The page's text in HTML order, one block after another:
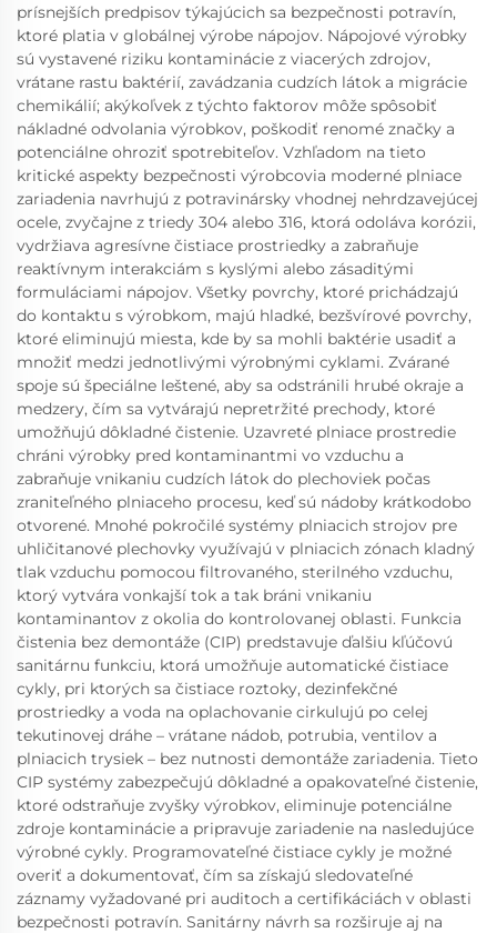
prísnejších predpisov týkajúcich sa bezpečnosti potravín,
ktoré platia v globálnej výrobe nápojov. Nápojové výrobky
sú vystavené riziku kontaminácie z viacerých zdrojov,
vrátane rastu baktérií, zavádzania cudzích látok a migrácie
chemikálií; akýkoľvek z týchto faktorov môže spôsobiť
nákladné odvolania výrobkov, poškodiť renomé značky a
potenciálne ohroziť spotrebiteľov. Vzhľadom na tieto
kritické aspekty bezpečnosti výrobcovia moderné plniace
zariadenia navrhujú z potravinársky vhodnej nehrdzavejúcej
ocele, zvyčajne z triedy 304 alebo 316, ktorá odoláva korózii,
vydržiava agresívne čistiace prostriedky a zabraňuje
reaktívnym interakciám s kyslými alebo zásaditými
formuláciami nápojov. Všetky povrchy, ktoré prichádzajú
do kontaktu s výrobkom, majú hladké, bezšvírové povrchy,
ktoré eliminujú miesta, kde by sa mohli baktérie usadiť a
množiť medzi jednotlivými výrobnými cyklami. Zvárané
spoje sú špeciálne leštené, aby sa odstránili hrubé okraje a
medzery, čím sa vytvárajú nepretržité prechody, ktoré
umožňujú dôkladné čistenie. Uzavreté plniace prostredie
chráni výrobky pred kontaminantmi vo vzduchu a
zabraňuje vnikaniu cudzích látok do plechoviek počas
zraniteľného plniaceho procesu, keď sú nádoby krátkodobo
otvorené. Mnohé pokročilé systémy plniacich strojov pre
uhličitanové plechovky využívajú v plniacich zónach kladný
tlak vzduchu pomocou filtrovaného, sterilného vzduchu,
ktorý vytvára vonkajší tok a tak bráni vnikaniu
kontaminantov z okolia do kontrolovanej oblasti. Funkcia
čistenia bez demontáže (CIP) predstavuje ďalšiu kľúčovú
sanitárnu funkciu, ktorá umožňuje automatické čistiace
cykly, pri ktorých sa čistiace roztoky, dezinfekčné
prostriedky a voda na oplachovanie cirkulujú po celej
tekutinovej dráhe – vrátane nádob, potrubia, ventilov a
plniacich trysiek – bez nutnosti demontáže zariadenia. Tieto
CIP systémy zabezpečujú dôkladné a opakovateľné čistenie,
ktoré odstraňuje zvyšky výrobkov, eliminuje potenciálne
zdroje kontaminácie a pripravuje zariadenie na nasledujúce
výrobné cykly. Programovateľné čistiace cykly je možné
overiť a dokumentovať, čím sa získajú sledovateľné
záznamy vyžadované pri auditoch a certifikáciách v oblasti
bezpečnosti potravín. Sanitárny návrh sa rozširuje aj na